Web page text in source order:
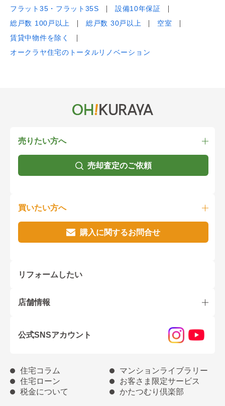
フラット35・フラット35S
設備10年保証
総戸数 100戸以上
総戸数 30戸以上
空室
賃貸中物件を除く
オークラヤ住宅のトータルリノベーション
売りたい方へ
売却査定のご依頼
買いたい方へ
購入に関するお問合せ
リフォームしたい
店舗情報
公式SNSアカウント
住宅コラム
マンションライブラリー
住宅ローン
お客さま限定サービス
税金について
かたつむり倶楽部